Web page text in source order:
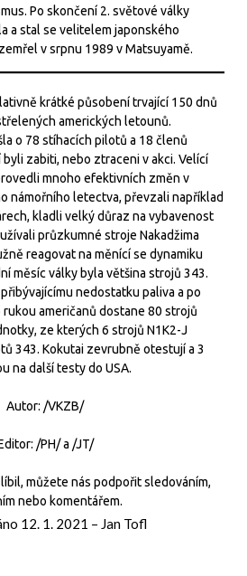
Po skončení 2. světové války
a stal se velitelem japonského
v srpnu 1989 v Matsuyamě.
krátké působení trvající 150 dnů
amerických letounů.
o 78 stíhacích pilotů a 18 členů
zabiti, nebo ztraceni v akci. Velící
mnoho efektivních změn v
námořního letectva, převzali například
kladli velký důraz na vybavenost
průzkumné stroje Nakadžima
reagovat na měnící se dynamiku
měsíc války byla většina strojů 343.
nedostatku paliva a po
američanů dostane 80 strojů
ze kterých 6 strojů N1K2-J
343. Kokutai zevrubně otestují a 3
na další testy do USA.
Autor: /VKZB/
/PH/ a /JT/
můžete nás podpořit sledováním,
nebo komentářem.
12. 1. 2021 – Jan Tofl